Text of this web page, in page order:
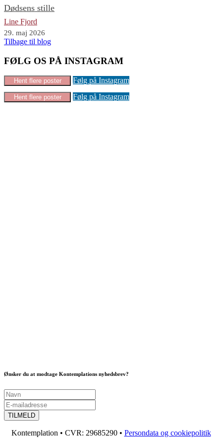
Dødsens stille
Line Fjord
29. maj 2026
Tilbage til blog
FØLG OS PÅ INSTAGRAM
Hent flere poster Følg på Instagram
Hent flere poster Følg på Instagram
Ønsker du at modtage Kontemplations nyhedsbrev?
Kontemplation • CVR: 29685290 • Persondata og cookiepolitik